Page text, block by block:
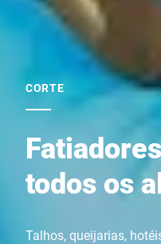
CORTE
todos os
Talhos, queijarias,